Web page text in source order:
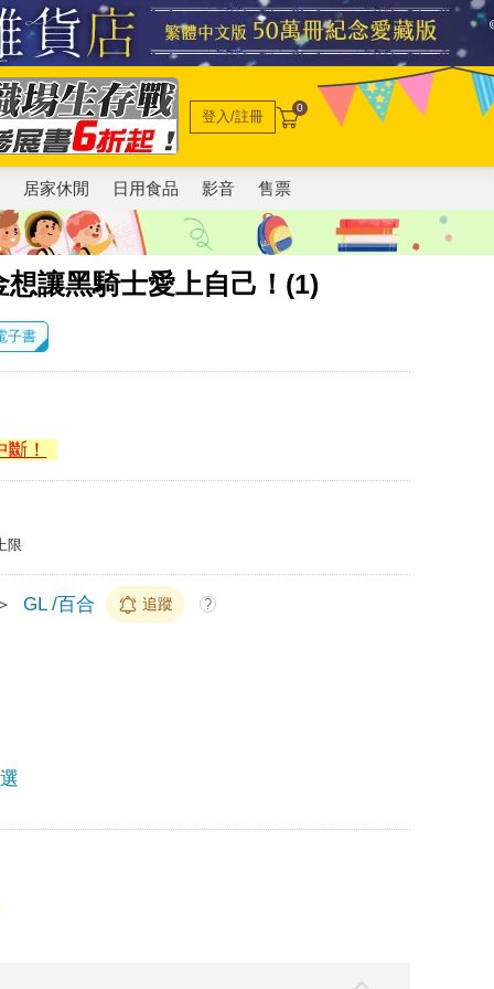
登入/註冊 0
居家休閒 日用食品 影音 售票
想讓黑騎士愛上自己！(1)
子書
！
限
GL /百合 追蹤 ?